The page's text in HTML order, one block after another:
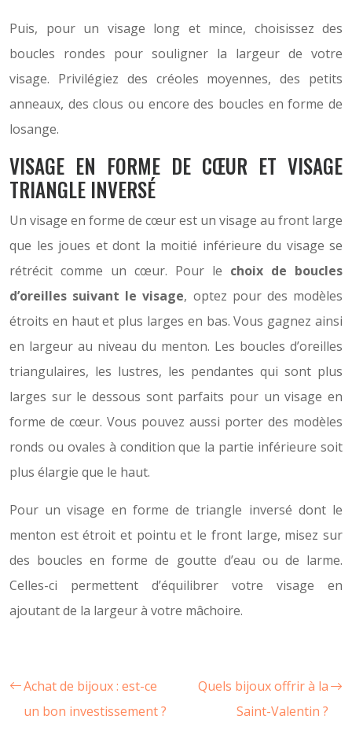
Puis, pour un visage long et mince, choisissez des
boucles rondes pour souligner la largeur de votre
visage. Privilégiez des créoles moyennes, des petits
anneaux, des clous ou encore des boucles en forme de
losange.
VISAGE EN FORME DE CŒUR ET VISAGE
TRIANGLE INVERSÉ
Un visage en forme de cœur est un visage au front large
que les joues et dont la moitié inférieure du visage se
rétrécit comme un cœur. Pour le choix de boucles
d’oreilles suivant le visage, optez pour des modèles
étroits en haut et plus larges en bas. Vous gagnez ainsi
en largeur au niveau du menton. Les boucles d’oreilles
triangulaires, les lustres, les pendantes qui sont plus
larges sur le dessous sont parfaits pour un visage en
forme de cœur. Vous pouvez aussi porter des modèles
ronds ou ovales à condition que la partie inférieure soit
plus élargie que le haut.
Pour un visage en forme de triangle inversé dont le
menton est étroit et pointu et le front large, misez sur
des boucles en forme de goutte d’eau ou de larme.
Celles-ci permettent d’équilibrer votre visage en
ajoutant de la largeur à votre mâchoire.
Achat de bijoux : est-ce
un bon investissement ?
Quels bijoux offrir à la
Saint-Valentin ?